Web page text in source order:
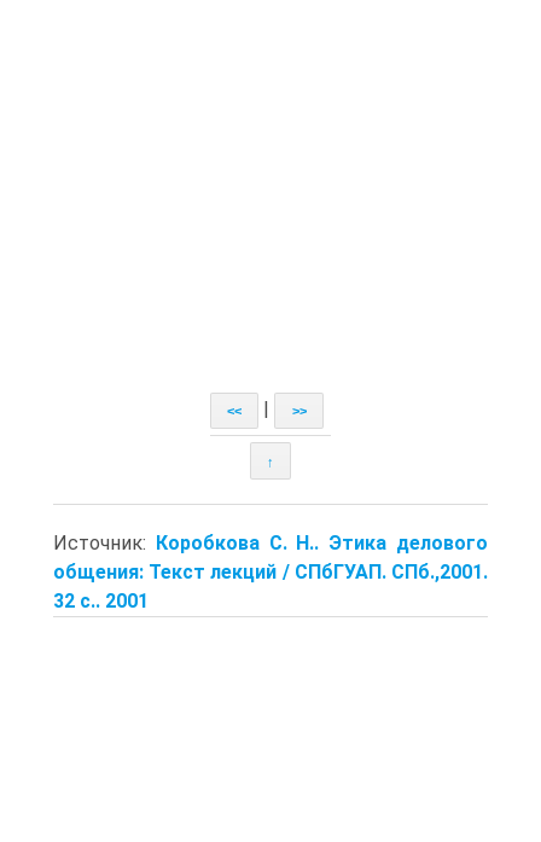
<< >>
↑
Источник: Коробкова С. Н.. Этика делового
общения: Текст лекций / СПбГУАП. СПб.,2001.
32 с.. 2001